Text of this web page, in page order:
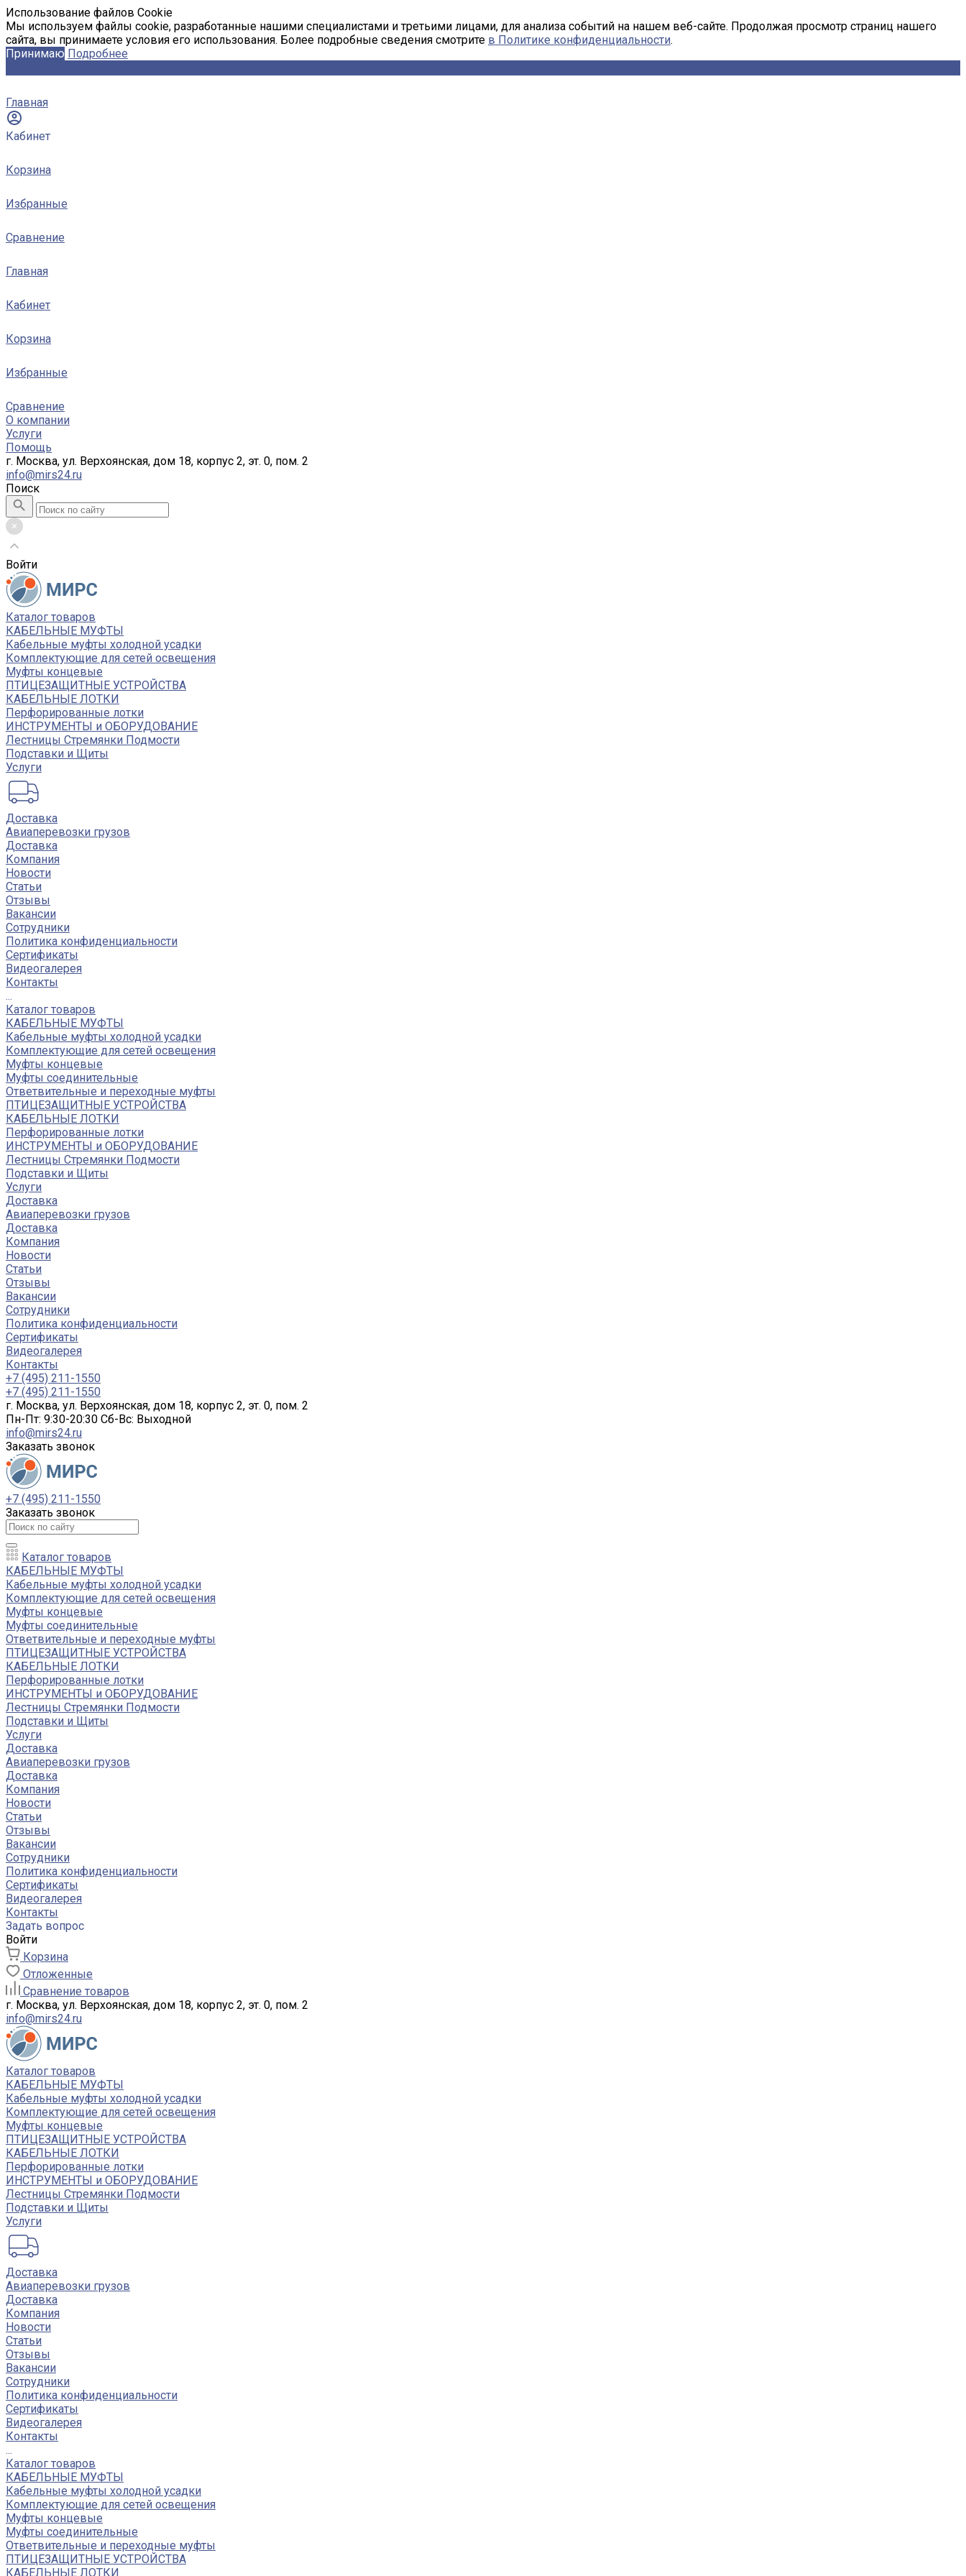
Использование файлов Cookie
Мы используем файлы cookie, разработанные нашими специалистами и третьими лицами, для анализа событий на нашем веб-сайте. Продолжая просмотр страниц нашего
сайта, вы принимаете условия его использования. Более подробные сведения смотрите в Политике конфиденциальности.
Принимаю Подробнее
Главная
Кабинет
Корзина
Избранные
Сравнение
Главная
Кабинет
Корзина
Избранные
Сравнение
О компании
Услуги
Помощь
г. Москва, ул. Верхоянская, дом 18, корпус 2, эт. 0, пом. 2
info@mirs24.ru
Поиск
Войти
Каталог товаров
КАБЕЛЬНЫЕ МУФТЫ
Кабельные муфты холодной усадки
Комплектующие для сетей освещения
Муфты концевые
ПТИЦЕЗАЩИТНЫЕ УСТРОЙСТВА
КАБЕЛЬНЫЕ ЛОТКИ
Перфорированные лотки
ИНСТРУМЕНТЫ и ОБОРУДОВАНИЕ
Лестницы Стремянки Подмости
Подставки и Щиты
Услуги
Доставка
Авиаперевозки грузов
Доставка
Компания
Новости
Статьи
Отзывы
Вакансии
Сотрудники
Политика конфиденциальности
Сертификаты
Видеогалерея
Контакты
...
Каталог товаров
КАБЕЛЬНЫЕ МУФТЫ
Кабельные муфты холодной усадки
Комплектующие для сетей освещения
Муфты концевые
Муфты соединительные
Ответвительные и переходные муфты
ПТИЦЕЗАЩИТНЫЕ УСТРОЙСТВА
КАБЕЛЬНЫЕ ЛОТКИ
Перфорированные лотки
ИНСТРУМЕНТЫ и ОБОРУДОВАНИЕ
Лестницы Стремянки Подмости
Подставки и Щиты
Услуги
Доставка
Авиаперевозки грузов
Доставка
Компания
Новости
Статьи
Отзывы
Вакансии
Сотрудники
Политика конфиденциальности
Сертификаты
Видеогалерея
Контакты
+7 (495) 211-1550
+7 (495) 211-1550
г. Москва, ул. Верхоянская, дом 18, корпус 2, эт. 0, пом. 2
Пн-Пт: 9:30-20:30 Cб-Вс: Выходной
info@mirs24.ru
Заказать звонок
+7 (495) 211-1550
Заказать звонок
Каталог товаров
КАБЕЛЬНЫЕ МУФТЫ
Кабельные муфты холодной усадки
Комплектующие для сетей освещения
Муфты концевые
Муфты соединительные
Ответвительные и переходные муфты
ПТИЦЕЗАЩИТНЫЕ УСТРОЙСТВА
КАБЕЛЬНЫЕ ЛОТКИ
Перфорированные лотки
ИНСТРУМЕНТЫ и ОБОРУДОВАНИЕ
Лестницы Стремянки Подмости
Подставки и Щиты
Услуги
Доставка
Авиаперевозки грузов
Доставка
Компания
Новости
Статьи
Отзывы
Вакансии
Сотрудники
Политика конфиденциальности
Сертификаты
Видеогалерея
Контакты
Задать вопрос
Войти
Корзина
Отложенные
Сравнение товаров
г. Москва, ул. Верхоянская, дом 18, корпус 2, эт. 0, пом. 2
info@mirs24.ru
Каталог товаров
КАБЕЛЬНЫЕ МУФТЫ
Кабельные муфты холодной усадки
Комплектующие для сетей освещения
Муфты концевые
ПТИЦЕЗАЩИТНЫЕ УСТРОЙСТВА
КАБЕЛЬНЫЕ ЛОТКИ
Перфорированные лотки
ИНСТРУМЕНТЫ и ОБОРУДОВАНИЕ
Лестницы Стремянки Подмости
Подставки и Щиты
Услуги
Доставка
Авиаперевозки грузов
Доставка
Компания
Новости
Статьи
Отзывы
Вакансии
Сотрудники
Политика конфиденциальности
Сертификаты
Видеогалерея
Контакты
...
Каталог товаров
КАБЕЛЬНЫЕ МУФТЫ
Кабельные муфты холодной усадки
Комплектующие для сетей освещения
Муфты концевые
Муфты соединительные
Ответвительные и переходные муфты
ПТИЦЕЗАЩИТНЫЕ УСТРОЙСТВА
КАБЕЛЬНЫЕ ЛОТКИ